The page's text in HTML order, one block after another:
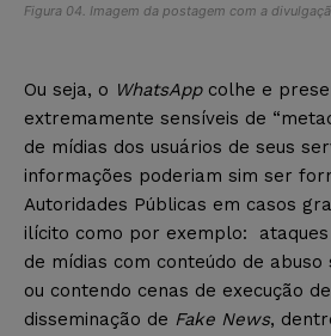
Figura 04. Imagem da postagem com a
Ou seja, o WhatsAppcolhe e
extremamente sensíveis de
de mídias dos usuários de seus
informações poderiam sim ser
Autoridades Públicas em casos
ilícito como por exemplo:
de mídias com conteúdo de abuso
ou contendo cenas de execução
disseminação de Fake News,